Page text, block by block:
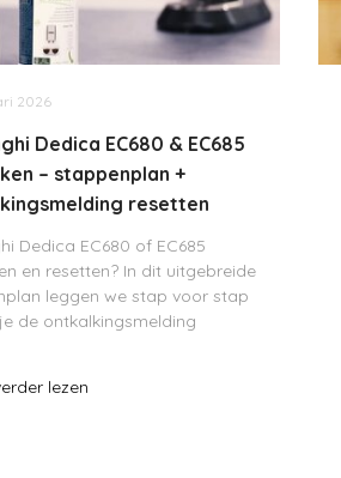
2026
Dedica EC680 & EC685
– stappenplan +
resetten
Dedica EC680 of EC685
en resetten? In dit uitgebreide
leggen we stap voor stap
de ontkalkingsmelding
Zo voorkom je drukverli
lezen